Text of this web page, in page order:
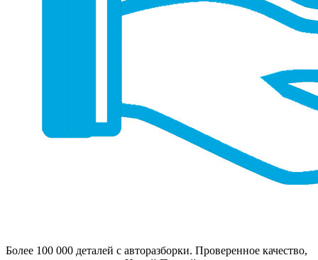
Более 100 000 деталей с авторазборки. Проверенное качество,